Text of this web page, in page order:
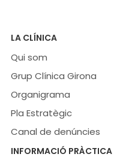
LA CLÍNICA
Qui som
Grup Clínica Girona
Organigrama
Pla Estratègic
Canal de denúncies
INFORMACIÓ PRÀCTICA